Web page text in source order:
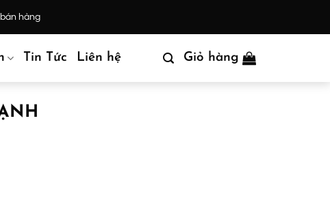
hàng
Tin Tức Liên hệ Giỏ hàng